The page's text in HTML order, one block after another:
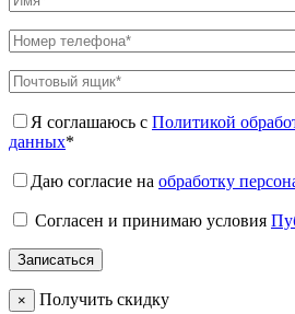
Я соглашаюсь с Политикой
данных*
Даю согласие на обработку
Согласен и принимаю условия
× Получить скидку